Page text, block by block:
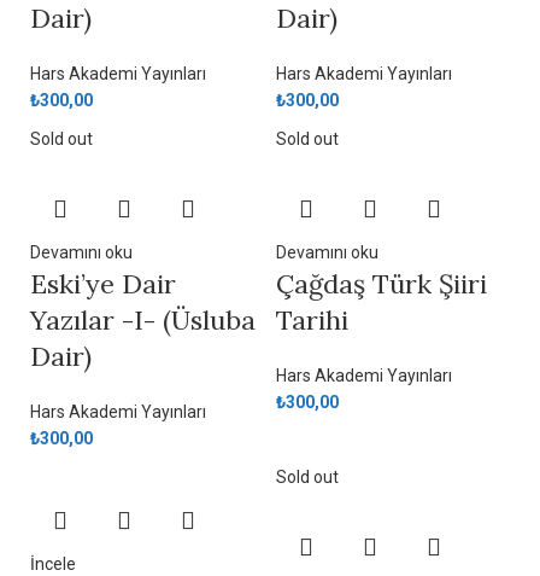
Dair)
Hars Akademi Yayınları
₺300,00
Dair)
Hars Akademi Yayınları
₺300,00
Sold out
Devamını oku
Eski’ye Dair
Yazılar -I- (Üsluba
Dair)
Hars Akademi Yayınları
₺300,00
Sold out
Devamını oku
Çağdaş Türk Şiiri
Tarihi
Hars Akademi Yayınları
₺300,00
İncele
Sold out